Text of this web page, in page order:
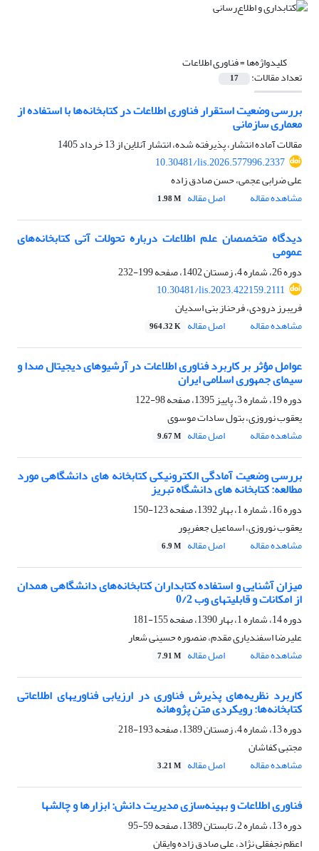
کلیدواژه‌ها =فناوری اطلاعات
تعداد مقالات: 17
بررسی وضعیت استقرار فناوری اطلاعات در کتابخانه‌ها با استفاده از
معماری سازمانی
مقالات آماده انتشار، پذیرفته شده، انتشار آنلاین از13 خرداد 1405
10.30481/lis.2026.577996.2337
علی ضرابی عجمی، حسن صادق زاده
مشاهده مقاله
اصل مقاله 1.98 M
دیدگاه متخصصان علم اطلاعات درباره تحولات آتی کتابخانه‌های
عمومی
دوره 26، شماره 4، زمستان 1402، صفحه
199-232
10.30481/lis.2023.422159.2111
فریبرز درودی، فرحناز بنی اسدیان
مشاهده مقاله
اصل مقاله 964.32 K
عوامل مؤثر بر کاربرد فناوری اطلاعات در آرشیوهای دیجیتال صدا و
سیمای جمهوری اسلامی ایران
دوره 19، شماره 3، پاییز 1395، صفحه
98-122
یعقوب نوروزی، بتول سادات موسوی
مشاهده مقاله
اصل مقاله 9.67 M
بررسی وضعیت آمادگی الکترونیکی کتابخانه های دانشگاهی مورد
مطالعه: کتابخانه های دانشگاه تبریز
دوره 16، شماره 1، بهار 1392، صفحه
123-150
یعقوب نوروزی، اسماعیل جعفرپور
مشاهده مقاله
اصل مقاله 6.9 M
میزان آشنایی و استفاده کتابداران کتابخانه‌های دانشگاهی همدان
از امکانات و قابلیتهای وب 0/2
دوره 14، شماره 1، بهار 1390، صفحه
155-181
علیرضا اسفندیاری مقدم، منصوره حسینی شعار
مشاهده مقاله
اصل مقاله 7.91 M
کاربرد نظریه‌های پذیرش فناوری در ارزیابی فناوریهای اطلاعاتی
کتابخانه‌ها: رویکردی متن پژوهانه
دوره 13، شماره 4، زمستان 1389، صفحه
193-218
مجتبی کفاشان
مشاهده مقاله
اصل مقاله 3.21 M
فناوری اطلاعات و بهینه‌سازی مدیریت دانش: ابزارها و چالشها
دوره 13، شماره 2، تابستان 1389، صفحه
59-95
اعظم نجفقلی نژاد، علی صادق زاده وایقان